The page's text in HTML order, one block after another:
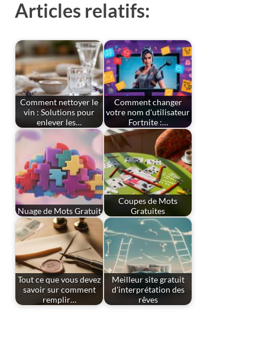
Articles relatifs:
Comment nettoyer le
vin : Solutions pour
enlever les…
Comment changer
votre nom d'utilisateur
Fortnite :…
Nuage de Mots Gratuit
Coupes de Mots
Gratuites
Tout ce que vous devez
savoir sur comment
remplir…
Meilleur site gratuit
d'interprétation des
rêves